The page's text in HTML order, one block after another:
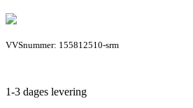
VVSnummer: 155812510-srm
1-3 dages levering